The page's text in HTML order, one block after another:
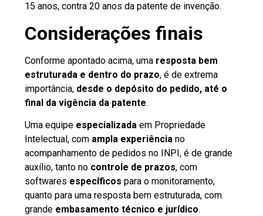
15 anos, contra 20 anos da patente de invenção.
Considerações finais
Conforme apontado acima, uma resposta bem
estruturada e dentro do prazo, é de extrema
importância, desde o depósito do pedido, até o
final da vigência da patente.
Uma equipe especializada em Propriedade
Intelectual, com ampla experiência no
acompanhamento de pedidos no INPI, é de grande
auxílio, tanto no controle de prazos, com
softwares específicos para o monitoramento,
quanto para uma resposta bem estruturada, com
grande embasamento técnico e jurídico.